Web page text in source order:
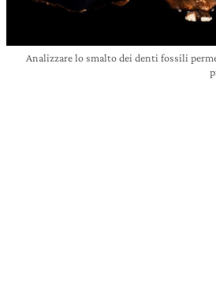
Analizzare lo smalto dei denti fossili